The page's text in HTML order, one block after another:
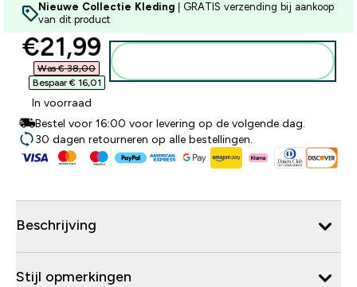
Nieuwe Collectie Kleding | GRATIS verzending bij aankoop
van dit product
discounted price
€21,99‎
Was € 38,00‎
Bespaar € 16,01‎
In voorraad
Bestel voor 16:00 voor levering op de volgende dag.
30 dagen retourneren op alle bestellingen.
Beschrijving
Stijl opmerkingen